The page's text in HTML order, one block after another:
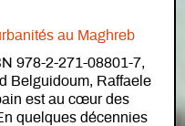
au Maghreb
978-2-271-08801-7,
Belguidoum, Raffaele
est au cœur des
quelques décennies